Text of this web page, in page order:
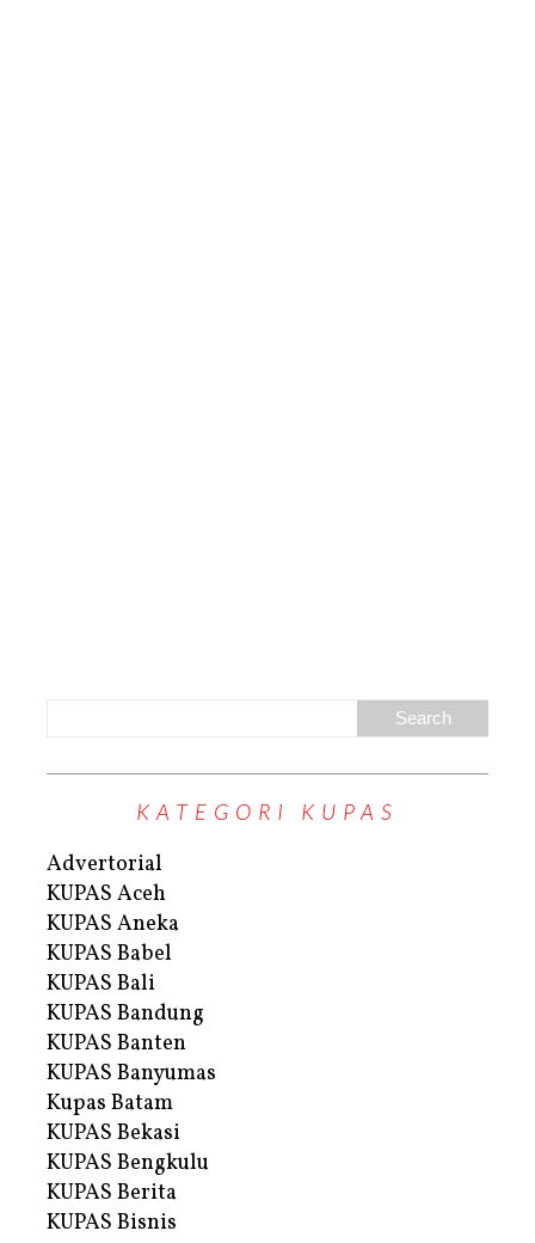
KATEGORI KUPAS
Advertorial
KUPAS Aceh
KUPAS Aneka
KUPAS Babel
KUPAS Bali
KUPAS Bandung
KUPAS Banten
KUPAS Banyumas
Kupas Batam
KUPAS Bekasi
KUPAS Bengkulu
KUPAS Berita
KUPAS Bisnis